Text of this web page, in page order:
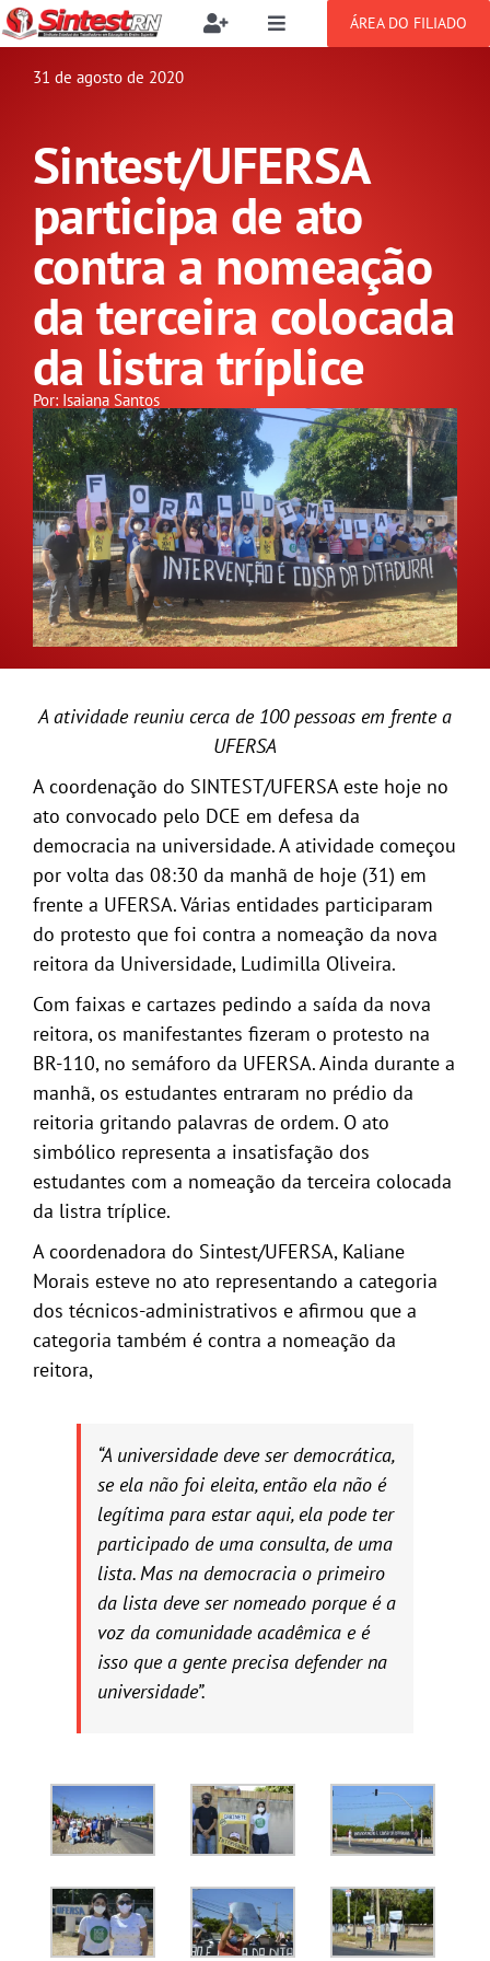
Ir
para
Toggle
Buscar
resultados
Filie-se
Benefícios
Setor jurídico
Toggle
SOBRE
NOTÍCIAS
PUBLICAÇÕES
CONGRESSOS
GREVE
DOCUMENTOS
GALERIA
ÁREA DO FILIADO
31 de agosto de 2020
Sintest/UFERSA
participa de ato
contra a nomeação
da terceira colocada
da listra tríplice
Por: Isaiana Santos
A atividade reuniu cerca de 100 pessoas em frente a
UFERSA
A coordenação do SINTEST/UFERSA este hoje no
ato convocado pelo DCE em defesa da
democracia na universidade. A atividade começou
por volta das 08:30 da manhã de hoje (31) em
frente a UFERSA. Várias entidades participaram
do protesto que foi contra a nomeação da nova
reitora da Universidade, Ludimilla Oliveira.
Com faixas e cartazes pedindo a saída da nova
reitora, os manifestantes fizeram o protesto na
BR-110, no semáforo da UFERSA. Ainda durante a
manhã, os estudantes entraram no prédio da
reitoria gritando palavras de ordem. O ato
simbólico representa a insatisfação dos
estudantes com a nomeação da terceira colocada
da listra tríplice.
A coordenadora do Sintest/UFERSA, Kaliane
Morais esteve no ato representando a categoria
dos técnicos-administrativos e afirmou que a
categoria também é contra a nomeação da
reitora,
“A universidade deve ser democrática,
se ela não foi eleita, então ela não é
legítima para estar aqui, ela pode ter
participado de uma consulta, de uma
lista. Mas na democracia o primeiro
da lista deve ser nomeado porque é a
voz da comunidade acadêmica e é
isso que a gente precisa defender na
universidade”.